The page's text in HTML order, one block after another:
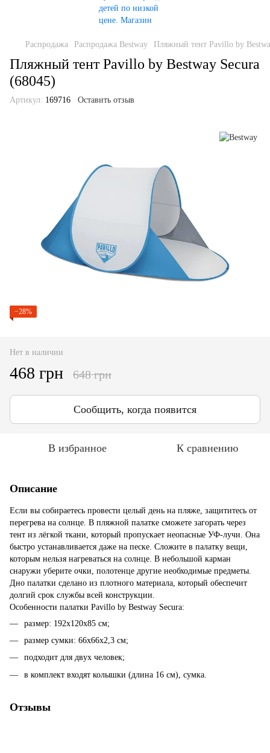
Распродажа Распродажа Bestway Пляжный тент Pavillo by
Пляжный тент Pavillo by Bestway Secura
(68045)
Артикул: 169716 Оставить отзыв
−28%
Нет в наличии
468 грн 648 грн
Сообщить, когда появится
В избранное К сравнению
Описание
Если вы собираетесь провести целый день на пляже, защититесь от
перегрева на солнце. В пляжной палатке сможете загорать через
тент из лёгкой ткани, который пропускает неопасные УФ-лучи. Она
быстро устанавливается даже на песке. Сложите в палатку вещи,
которым нельзя нагреваться на солнце. В небольшой карман
снаружи уберите очки, полотенце другие необходимые предметы.
Дно палатки сделано из плотного материала, который обеспечит
долгий срок службы всей конструкции.
Особенности палатки Pavillo by Bestway Secura:
размер: 192х120х85 см;
размер сумки: 66х66х2,3 см;
подходит для двух человек;
в комплект входят колышки (длина 16 см), сумка.
Отзывы